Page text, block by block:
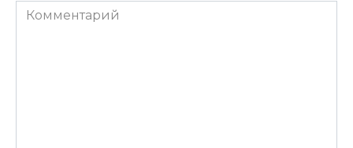
Комментарий